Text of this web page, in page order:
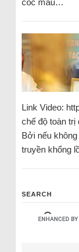
cóc mau…
Link Video:
chế độ toàn trị
Bởi nếu
truyền khổng
SEARCH